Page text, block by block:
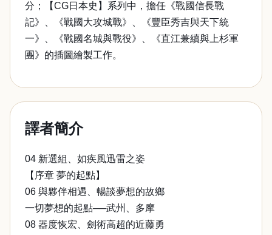
分；【CG日本史】系列中，擔任《戰國信長戰
記》、《戰國大攻城戰》、《豐臣秀吉與天下統
一》、《戰國名城與戰役》、《直江兼續與上杉軍
團》的插圖繪製工作。
譯者簡介
04 新選組、如疾風迅雷之姿
【序章 夢的起點】
06 與夥伴相遇、暢談夢想的故鄉
一切夢想的起點──武州、多摩
08 器度恢宏、劍術高超的近藤勇